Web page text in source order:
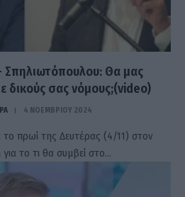
Σπηλιωτόπουλου: Θα μας
δικούς σας νόμους;(video)
4 ΝΟΕΜΒΡΊΟΥ 2024
πρωί της Δευτέρας (4/11) στον
το τι θα συμβεί στο…